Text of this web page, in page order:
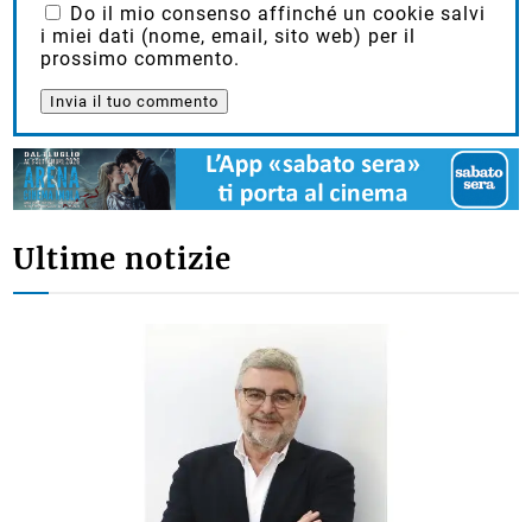
Do il mio consenso affinché un cookie salvi
i miei dati (nome, email, sito web) per il
prossimo commento.
Ultime notizie